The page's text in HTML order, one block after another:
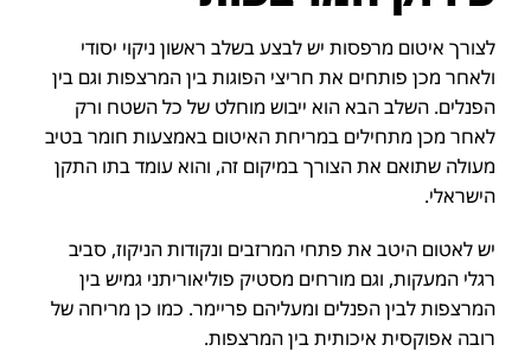
לצורך איטום מרפסות יש לבצע בשלב ראשון ניקוי יסודי
ולאחר מכן פותחים את חריצי הפוגות בין המרצפות וגם בין
הפנלים. השלב הבא הוא ייבוש מוחלט של כל השטח ורק
לאחר מכן מתחילים במריחת האיטום באמצעות חומר בטיב
מעולה שתואם את הצורך במיקום זה, והוא עומד בתו התקן
הישראלי.
יש לאטום היטב את פתחי המרזבים ונקודות הניקוז, סביב
רגלי המעקות, וגם מורחים מסטיק פוליאוריתני גמיש בין
המרצפות לבין הפנלים ומעליהם פריימר. כמו כן מריחה של
רובה אפוקסית איכותית בין המרצפות.